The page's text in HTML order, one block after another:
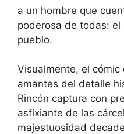
a un hombre que
poderosa de todas:
pueblo.
Visualmente, el cómic
amantes del detalle
Rincón captura con
asfixiante de las
majestuosidad